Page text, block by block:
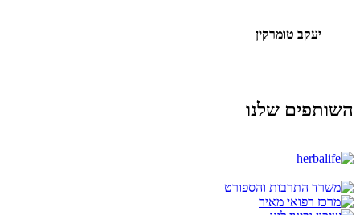
יעקב טומרקין
השותפים שלנו